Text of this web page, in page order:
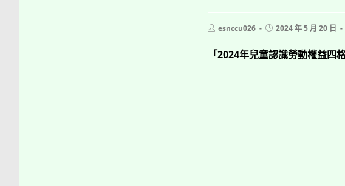
Postesnccu026
Post2024 年 5 月 20 日
「2024年兒童認識勞動權益四